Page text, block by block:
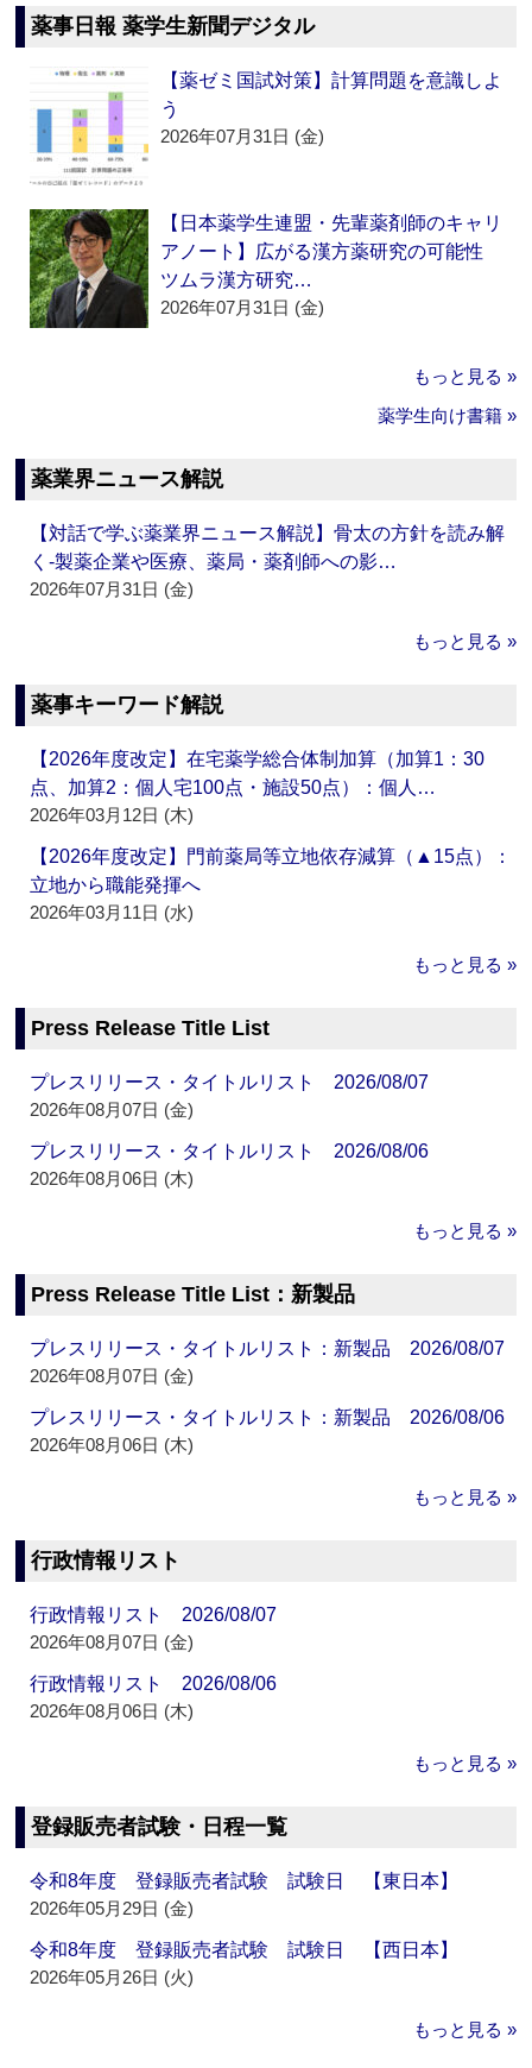
薬事日報 薬学生新聞デジタル
【薬ゼミ国試対策】計算問題を意識しよ
う
2026年07月31日 (金)
【日本薬学生連盟・先輩薬剤師のキャリ
アノート】広がる漢方薬研究の可能性
ツムラ漢方研究…
2026年07月31日 (金)
もっと見る »
薬学生向け書籍 »
薬業界ニュース解説
【対話で学ぶ薬業界ニュース解説】骨太の方針を読み解
く‐製薬企業や医療、薬局・薬剤師への影…
2026年07月31日 (金)
もっと見る »
薬事キーワード解説
【2026年度改定】在宅薬学総合体制加算（加算1：30
点、加算2：個人宅100点・施設50点）：個人…
2026年03月12日 (木)
【2026年度改定】門前薬局等立地依存減算（▲15点）：
立地から職能発揮へ
2026年03月11日 (水)
もっと見る »
Press Release Title List
プレスリリース・タイトルリスト 2026/08/07
2026年08月07日 (金)
プレスリリース・タイトルリスト 2026/08/06
2026年08月06日 (木)
もっと見る »
Press Release Title List：新製品
プレスリリース・タイトルリスト：新製品 2026/08/07
2026年08月07日 (金)
プレスリリース・タイトルリスト：新製品 2026/08/06
2026年08月06日 (木)
もっと見る »
行政情報リスト
行政情報リスト 2026/08/07
2026年08月07日 (金)
行政情報リスト 2026/08/06
2026年08月06日 (木)
もっと見る »
登録販売者試験・日程一覧
令和8年度 登録販売者試験 試験日 【東日本】
2026年05月29日 (金)
令和8年度 登録販売者試験 試験日 【西日本】
2026年05月26日 (火)
もっと見る »